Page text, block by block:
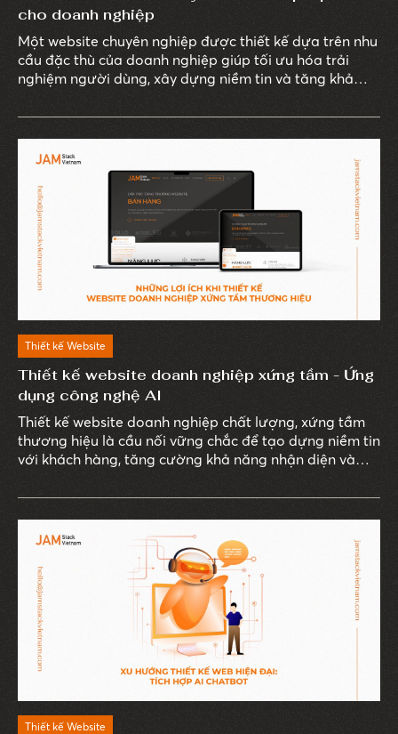
cho doanh nghiệp
Một website chuyên nghiệp được thiết kế dựa trên nhu
cầu đặc thù của doanh nghiệp giúp tối ưu hóa trải
nghiệm người dùng, xây dựng niềm tin và tăng khả
Thiết kế Website
Thiết kế website doanh nghiệp xứng tầm - Ứng
dụng công nghệ AI
Thiết kế website doanh nghiệp chất lượng, xứng tầm
thương hiệu là cầu nối vững chắc để tạo dựng niềm tin
với khách hàng, tăng cường khả năng nhận diện và
Thiết kế Website